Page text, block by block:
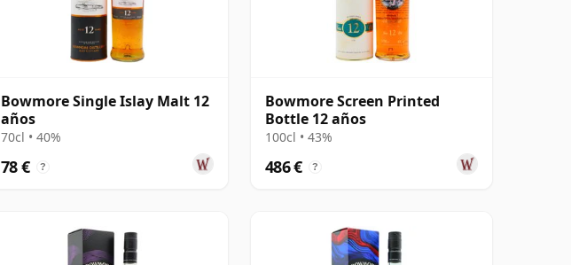
Bowmore Single Islay Malt 12
años
70cl • 40%
78 € ?
Bowmore Screen Printed
Bottle 12 años
100cl • 43%
486 € ?